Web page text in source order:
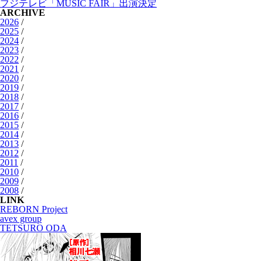
フジテレビ「MUSIC FAIR」出演決定
ARCHIVE
2026 /
2025 /
2024 /
2023 /
2022 /
2021 /
2020 /
2019 /
2018 /
2017 /
2016 /
2015 /
2014 /
2013 /
2012 /
2011 /
2010 /
2009 /
2008 /
LINK
REBORN Project
avex group
TETSURO ODA